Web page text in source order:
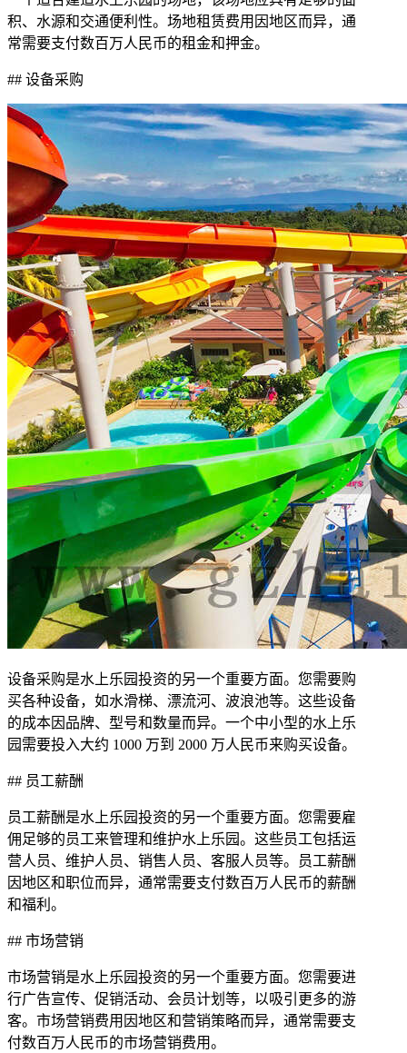
积、水源和交通便利性。场地租赁费用因地区而异，通
常需要支付数百万人民币的租金和押金。
## 设备采购
设备采购是水上乐园投资的另一个重要方面。您需要购
买各种设备，如水滑梯、漂流河、波浪池等。这些设备
的成本因品牌、型号和数量而异。一个中小型的水上乐
园需要投入大约 1000 万到 2000 万人民币来购买设备。
## 员工薪酬
员工薪酬是水上乐园投资的另一个重要方面。您需要雇
佣足够的员工来管理和维护水上乐园。这些员工包括运
营人员、维护人员、销售人员、客服人员等。员工薪酬
因地区和职位而异，通常需要支付数百万人民币的薪酬
和福利。
## 市场营销
市场营销是水上乐园投资的另一个重要方面。您需要进
行广告宣传、促销活动、会员计划等，以吸引更多的游
客。市场营销费用因地区和营销策略而异，通常需要支
付数百万人民币的市场营销费用。